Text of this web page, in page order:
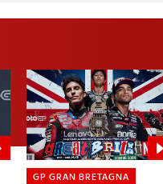
GP GRAN BRETAGNA